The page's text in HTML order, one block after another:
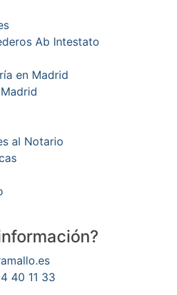
Ab Intestato
en Madrid
al Notario
40 11 33